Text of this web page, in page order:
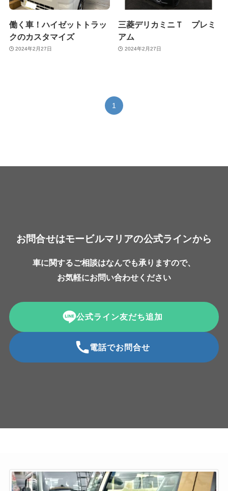
働く車！ハイゼットトラッ
クのカスタマイズ
2024年2月27日
三菱デリカミニＴ プレミ
アム
2024年2月27日
1
お問合せはモービルマリアの公式ラインから
車に関するご相談はなんでも承りますので、
お気軽にお問い合わせください
公式ライン友だち追加
電話でお問合せ